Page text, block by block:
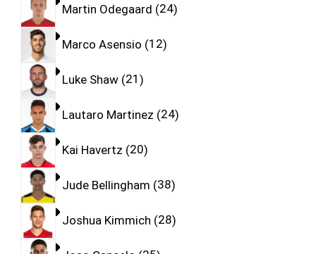
Martin Odegaard 24
Marco Asensio 12
Luke Shaw 21
Lautaro Martinez 24
Kai Havertz 20
Jude Bellingham 38
Joshua Kimmich 28